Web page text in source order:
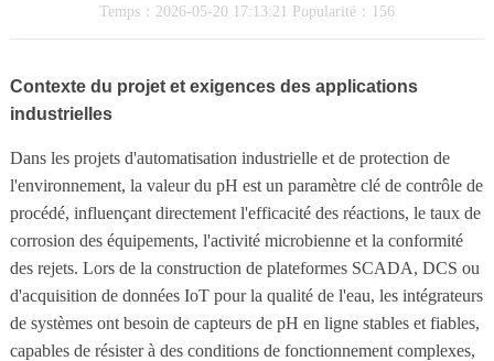
Temps：2026-05-20 17:13:21 Popularité：156
Contexte du projet et exigences des applications
industrielles
Dans les projets d'automatisation industrielle et de protection de
l'environnement, la valeur du pH est un paramètre clé de contrôle de
procédé, influençant directement l'efficacité des réactions, le taux de
corrosion des équipements, l'activité microbienne et la conformité
des rejets. Lors de la construction de plateformes SCADA, DCS ou
d'acquisition de données IoT pour la qualité de l'eau, les intégrateurs
de systèmes ont besoin de capteurs de pH en ligne stables et fiables,
capables de résister à des conditions de fonctionnement complexes,